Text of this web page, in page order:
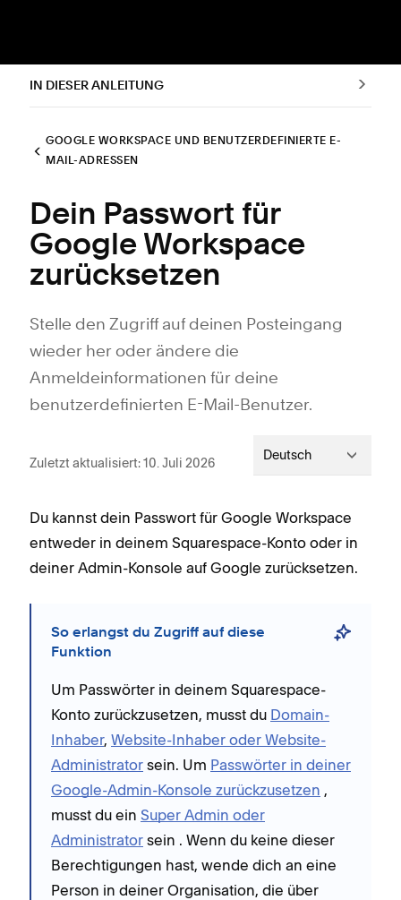
IN DIESER ANLEITUNG
GOOGLE WORKSPACE UND BENUTZERDEFINIERTE E-
MAIL-ADRESSEN
Dein Passwort für
Google Workspace
zurücksetzen
Stelle den Zugriff auf deinen Posteingang
wieder her oder ändere die
Anmeldeinformationen für deine
benutzerdefinierten E-Mail-Benutzer.
Zuletzt aktualisiert: 10. Juli 2026 Deutsch
Du kannst dein Passwort für Google Workspace
entweder in deinem Squarespace-Konto oder in
deiner Admin-Konsole auf Google zurücksetzen.
So erlangst du Zugriff auf diese
Funktion
Um Passwörter in deinem Squarespace-
Konto zurückzusetzen, musst du Domain-
Inhaber, Website-Inhaber oder Website-
Administrator sein. Um Passwörter in deiner
Google-Admin-Konsole zurückzusetzen ,
musst du ein Super Admin oder
Administrator sein . Wenn du keine dieser
Berechtigungen hast, wende dich an eine
Person in deiner Organisation, die über